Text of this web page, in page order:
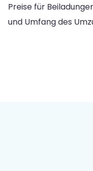
Preise für
und Umfang des